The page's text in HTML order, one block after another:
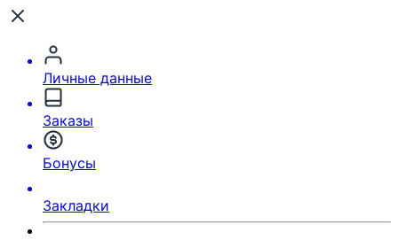
Личные данные
Заказы
Бонусы
Закладки